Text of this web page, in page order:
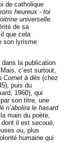
de catholique
heureux - toi
universelle.
de sa
que cela
son lyrisme
dans la publication
Mais, c’est surtout,
Cornet à dés (chez
puis du
1960), qui
son titre, une
n’abolira le hasard
main du poète,
dont il est secoué,
ou, plus
humaine qui